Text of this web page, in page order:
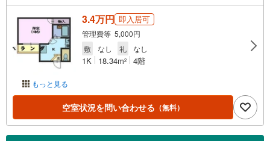
もっと見る
3.4万円 即入居可
管理費等 5,000円
敷
なし 礼 なし
1K 18.34m2 4階
空室状況を問い合わせる （無料）